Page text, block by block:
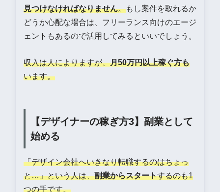
見つけなければなりません。もし案件を取れるか
どうか心配な場合は、フリーランス向けのエージ
ェントもあるので活用してみるといいでしょう。
収入は人によりますが、月50万円以上稼ぐ方も
います。
【デザイナーの稼ぎ方3】副業として
始める
「デザイン会社へいきなり転職するのはちょっ
と…」という人は、副業からスタートするのも1
つの手です。